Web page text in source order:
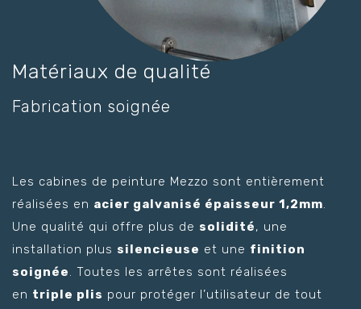
Matériaux de qualité
Fabrication soignée
Les cabines de peinture Mezzo sont entièrement
réalisées en acier galvanisé épaisseur 1,2mm.
Une qualité qui offre plus de solidité, une
installation plus silencieuse et une finition
soignée. Toutes les arrêtes sont réalisées
en triple plis pour protéger l’utilisateur de tout